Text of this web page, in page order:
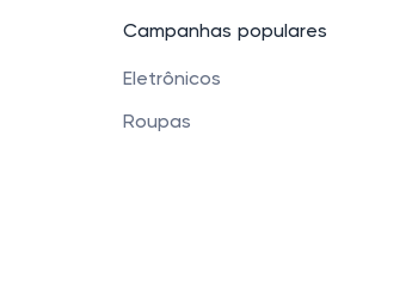
Campanhas populares
Eletrônicos
Roupas